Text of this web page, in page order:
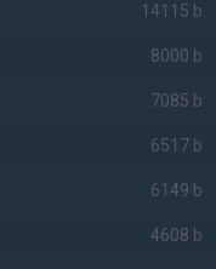
14115 b
8000 b
7085 b
6517 b
6149 b
4608 b